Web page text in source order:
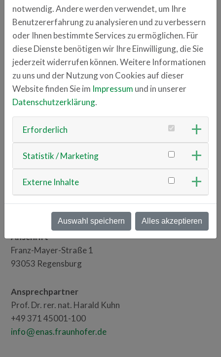
Sicherheit der Systeme. Durch Requirement
Engineering adaptieren wir die Systeme für
unterschiedliche Anwendungen und betten sie in
übergeordnete komplexere Systeme ein.
Seit 2022 unterhält das Fraunhofer ENAS, neben
seinem Hauptsitz am Industrie- und
Technologiestandort Chemnitz sowie einem Standort
Regensburg. Ziel dieses Engagements ist die
Erschließung nachhaltiger Kooperationen mit
wichtigen Partnern vor Ort, um den Transfer
wissenschaftlicher Erkenntnisse in die Wirtschaft der
Region Bayern zu befördern.
Anschrift
Franz-Mayer-Straße 1
93053 Regensburg
Ansprechpartner
Prof. Dr. rer. nat. Harald Kuhn
+49 371 45001-100
info
enas.fraunhofer.de
notwendig. Andere werden verwendet, um Ihre
Benutzererfahrung zu analysieren und zu verbessern
oder Ihnen bestimmte Services zu ermöglichen. Für
diese Dienste benötigen wir Ihre Einwilligung, die Sie
jederzeit widerrufen können. Weitere Informationen
zu uns und der Nutzung von Cookies auf dieser
Website finden Sie im Impressum und in unserer
Datenschutzerklärung.
Erforderlich
Statistik / Marketing
Externe Inhalte
Auswahl speichern Alles akzeptieren